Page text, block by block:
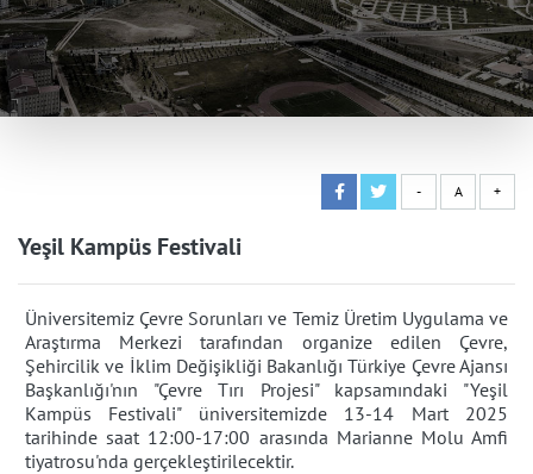
- A +
Yeşil Kampüs Festivali
Üniversitemiz Çevre Sorunları ve Temiz Üretim Uygulama ve
Araştırma Merkezi tarafından organize edilen Çevre,
Şehircilik ve İklim Değişikliği Bakanlığı Türkiye Çevre Ajansı
Başkanlığı'nın "Çevre Tırı Projesi" kapsamındaki "Yeşil
Kampüs Festivali" üniversitemizde 13-14 Mart 2025
tarihinde saat 12:00-17:00 arasında Marianne Molu Amfi
tiyatrosu'nda gerçekleştirilecektir.